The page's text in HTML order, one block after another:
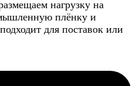
нагрузку на
плёнку и
для поставок или